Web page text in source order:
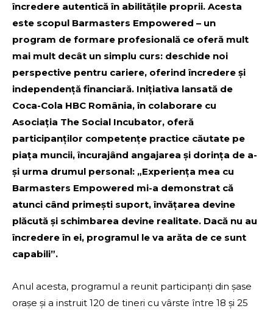
încredere autentică în abilitățile proprii. Acesta
este scopul Barmasters Empowered – un
program de formare profesională ce oferă mult
mai mult decât un simplu curs: deschide noi
perspective pentru cariere, oferind încredere și
independență financiară. Inițiativa lansată de
Coca-Cola HBC România, în colaborare cu
Asociația The Social Incubator, oferă
participanților competențe practice căutate pe
piața muncii, încurajând angajarea și dorința de a-
și urma drumul personal: „Experiența mea cu
Barmasters Empowered mi-a demonstrat că
atunci când primești suport, învățarea devine
plăcută și schimbarea devine realitate. Dacă nu au
încredere în ei, programul le va arăta de ce sunt
capabili”.
Anul acesta, programul a reunit participanți din șase
orașe și a instruit 120 de tineri cu vârste între 18 și 25